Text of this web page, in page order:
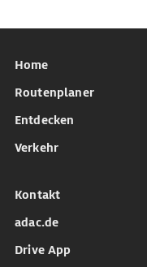
Home
Routenplaner
Entdecken
Verkehr
Kontakt
adac.de
Drive App